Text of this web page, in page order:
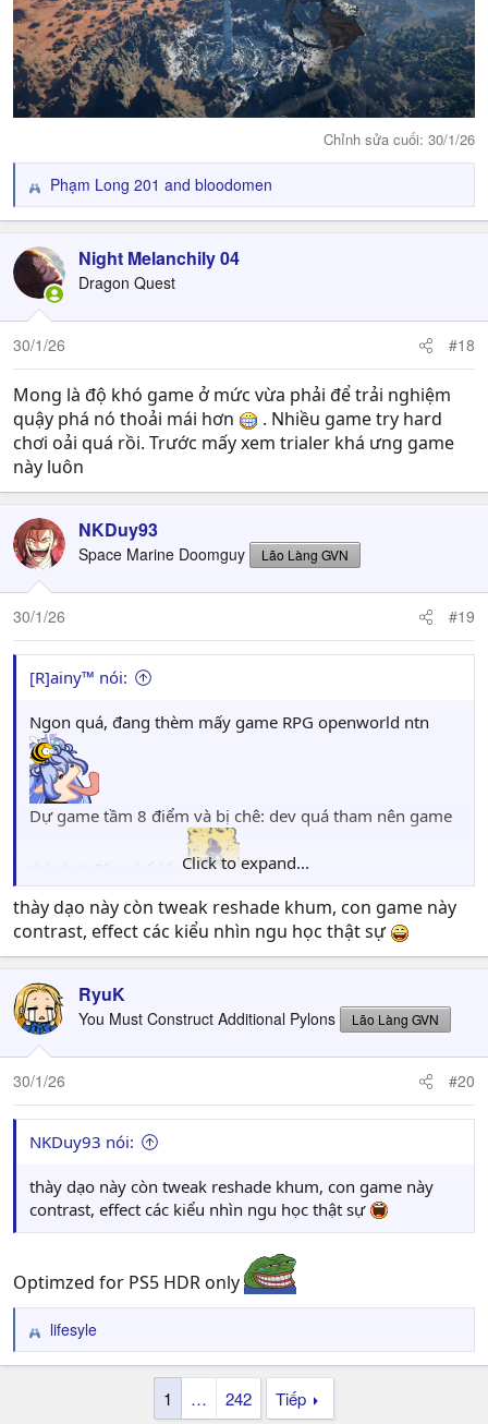
Chỉnh sửa cuối: 30/1/26
R
e
c
i
o
n
Phạm Long 201 and bloodomen
Night Melanchily 04
Dragon Quest
30/1/26 #18
Mong là độ khó game ở mức vừa phải để trải nghiệm
quậy phá nó thoải mái hơn
. Nhiều game try hard
chơi oải quá rồi. Trước mấy xem trialer khá ưng game
này luôn
NKDuy93
Space Marine Doomguy Lão Làng GVN
30/1/26 #19
[R]ainy™ nói:
Ngon quá, đang thèm mấy game RPG openworld ntn
Dự game tầm 8 điểm và bị chê: dev quá tham nên game
thành 1 đống hổ lốn
Việc đầu tiên của ta khi vào chơi game này là: giảm
contrast, saturation và sharpness. Xem cái video preview
trên muốn đui con mắt, y chang mấy cái reshade rẻ tiền
hay share trên nexus
Click to expand...
thày dạo này còn tweak reshade khum, con game này
contrast, effect các kiểu nhìn ngu học thật sự
RyuK
You Must Construct Additional Pylons Lão Làng GVN
30/1/26 #20
NKDuy93 nói:
thày dạo này còn tweak reshade khum, con game này
contrast, effect các kiểu nhìn ngu học thật sự
Optimzed for PS5 HDR only
R
e
lifesyle
1 … 242 Tiếp